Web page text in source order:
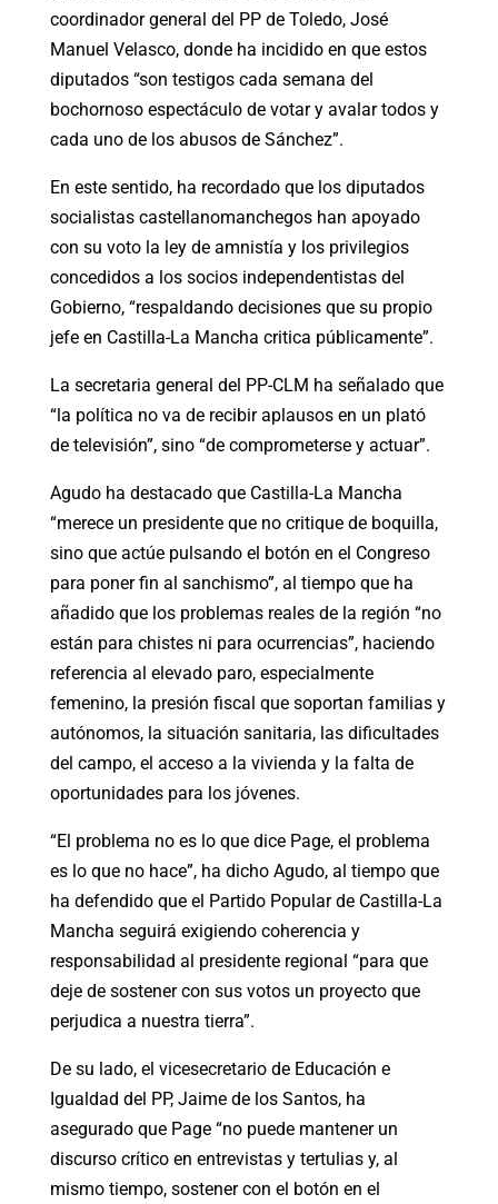
coordinador general del PP de Toledo, José
Manuel Velasco, donde ha incidido en que estos
diputados “son testigos cada semana del
bochornoso espectáculo de votar y avalar todos y
cada uno de los abusos de Sánchez”.
En este sentido, ha recordado que los diputados
socialistas castellanomanchegos han apoyado
con su voto la ley de amnistía y los privilegios
concedidos a los socios independentistas del
Gobierno, “respaldando decisiones que su propio
jefe en Castilla-La Mancha critica públicamente”.
La secretaria general del PP-CLM ha señalado que
“la política no va de recibir aplausos en un plató
de televisión”, sino “de comprometerse y actuar”.
Agudo ha destacado que Castilla-La Mancha
“merece un presidente que no critique de boquilla,
sino que actúe pulsando el botón en el Congreso
para poner fin al sanchismo”, al tiempo que ha
añadido que los problemas reales de la región “no
están para chistes ni para ocurrencias”, haciendo
referencia al elevado paro, especialmente
femenino, la presión fiscal que soportan familias y
autónomos, la situación sanitaria, las dificultades
del campo, el acceso a la vivienda y la falta de
oportunidades para los jóvenes.
“El problema no es lo que dice Page, el problema
es lo que no hace”, ha dicho Agudo, al tiempo que
ha defendido que el Partido Popular de Castilla-La
Mancha seguirá exigiendo coherencia y
responsabilidad al presidente regional “para que
deje de sostener con sus votos un proyecto que
perjudica a nuestra tierra”.
De su lado, el vicesecretario de Educación e
Igualdad del PP, Jaime de los Santos, ha
asegurado que Page “no puede mantener un
discurso crítico en entrevistas y tertulias y, al
mismo tiempo, sostener con el botón en el